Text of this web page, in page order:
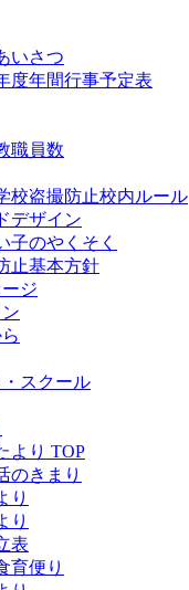
いさつ
度年間行事予定表
職員数
校盗撮防止校内ルール
デザイン
子のやくそく
止基本方針
ジ
スクール
より TOP
のきまり
り
り
表
育便り